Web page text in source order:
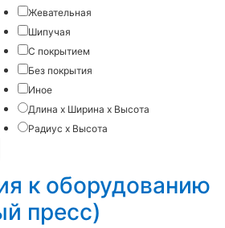
Жевательная
Шипучая
С покрытием
Без покрытия
Иное
Длина х Ширина х Высота
Радиус х Высота
к оборудованию
пресс)